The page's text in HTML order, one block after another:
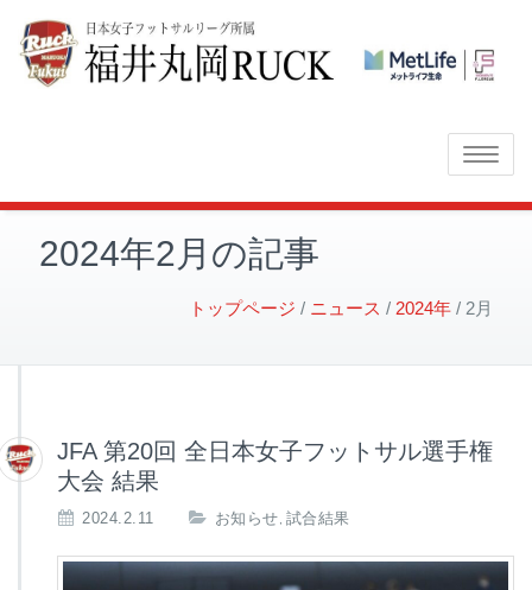
Toggle
2024年2月の記事
トップページ ニュース 2024年 2月
JFA 第20回 全日本女子フットサル選手権
大会 結果
2024.2.11 お知らせ 試合結果